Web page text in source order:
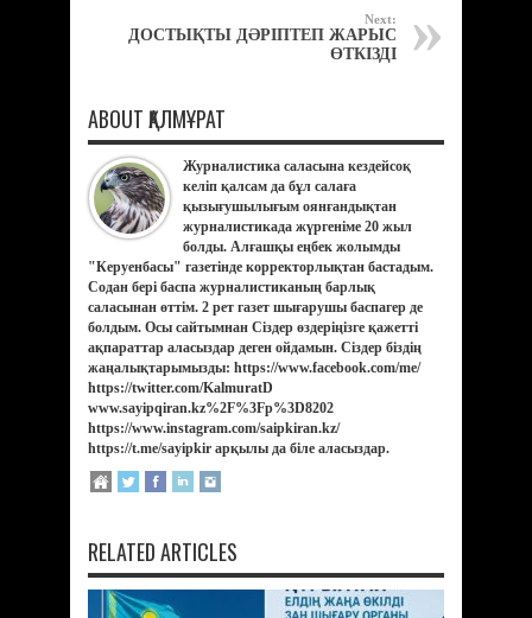
Next:
ДОСТЫҚТЫ ДӘРІПТЕП ЖАРЫС
ӨТКІЗДІ
ABOUT ҚАЛМҰРАТ
Журналистика саласына кездейсоқ
келіп қалсам да бұл салаға
қызығушылығым оянғандықтан
журналистикада жүргеніме 20 жыл
болды. Алғашқы еңбек жолымды
"Керуенбасы" газетінде корректорлықтан бастадым.
Содан бері баспа журналистиканың барлық
саласынан өттім. 2 рет газет шығарушы баспагер де
болдым. Осы сайтымнан Сіздер өздеріңізге қажетті
ақпараттар аласыздар деген ойдамын. Сіздер біздің
жаңалықтарымызды: https://www.facebook.com/me/
https://twitter.com/KalmuratD
www.sayipqiran.kz%2F%3Fp%3D8202
https://www.instagram.com/saipkiran.kz/
https://t.me/sayipkir арқылы да біле аласыздар.
RELATED ARTICLES